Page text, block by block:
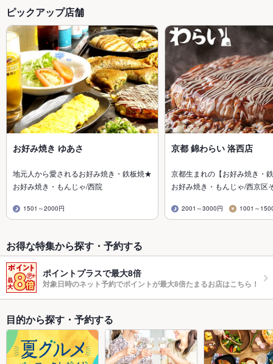
ピックアップ店舗
お好み焼き ゆあさ
地元人から愛されるお好み焼き・鉄板焼★
お好み焼き・もんじゃ/西院
1501～2000円
京都 錦わらい 洛西店
京都生まれの【お好み焼き・
お好み焼き・もんじゃ/西京区
2001～3000円 1001～
お得な特集から探す・予約する
ポイントプラスで最大8倍
対象日時のネット予約でポイントが最大8倍たまるお店はこちら！
目的から探す・予約する